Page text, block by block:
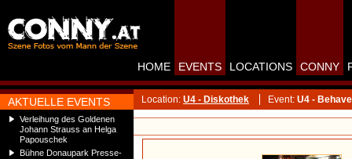
AKTUELLE EVENTS
Verleihung des Goldenen
Johann Strauss an Helga
Papouschek
Bühne Donaupark Presse-
HOME EVENTS LOCATIONS CONNY
Location: U4 - Diskothek Event: U4 -